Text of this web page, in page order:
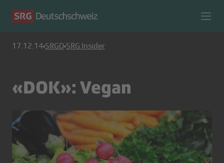
17.12.14 SRGD SRG Insider
«DOK»: Vegan